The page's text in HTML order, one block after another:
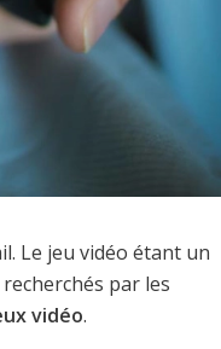
Le jeu vidéo étant un
par les
vidéo.